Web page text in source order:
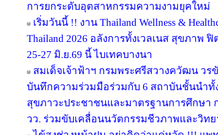
การยกระดับอุตสาหกรรมความงามยุคใหม่
เริ่มวันนี้ !! งาน Thailand Wellness &
Thailand 2026 อลังการทั้งเวลเนส สุขภาพ
25-27 มิ.ย.69 นี้ ไบเทคบางนา
สมเด็จเจ้าฟ้าฯ กรมพระศรีสวางควัฒน ว
บันทึกความร่วมมือร่วมกับ 6 สถาบันชั้นนำทั้
สุขภาวะประชาชนและมาตรฐานการศึกษา
วว. ร่วมขับเคลื่อนนวัตกรรมชีวภาพและวิท